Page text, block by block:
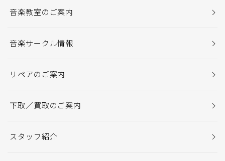
音楽教室のご案内
音楽サークル情報
リペアのご案内
下取／買取のご案内
スタッフ紹介